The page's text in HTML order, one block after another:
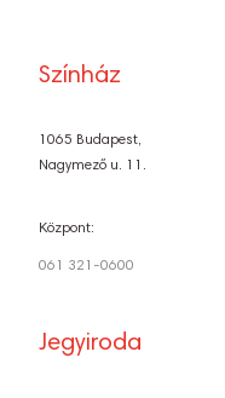
Színház
1065 Budapest,
Nagymező u. 11.
Központ:
061 321-0600
Jegyiroda